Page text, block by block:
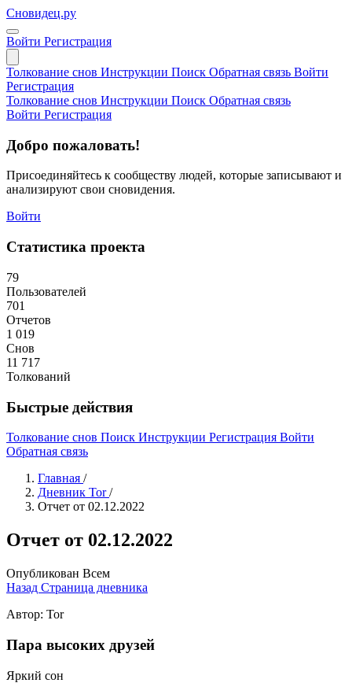
Сновидец.ру
Войти Регистрация
Толкование снов Инструкции Поиск Обратная связь Войти
Регистрация
Толкование снов Инструкции Поиск Обратная связь
Войти Регистрация
Добро пожаловать!
Присоединяйтесь к сообществу людей, которые записывают и
анализируют свои сновидения.
Войти
Статистика проекта
79
Пользователей
701
Отчетов
1 019
Снов
11 717
Толкований
Быстрые действия
Толкование снов Поиск Инструкции Регистрация Войти
Обратная связь
Главная /
Дневник Tor/
Отчет от 02.12.2022
Отчет от 02.12.2022
Опубликован Всем
Назад Страница дневника
Автор: Tor
Пара высоких друзей
Яркий сон